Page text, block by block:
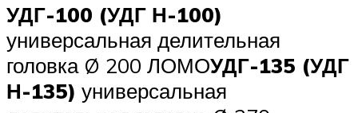
УДГ-100 (УДГ Н-100)
универсальная делительная
головка Ø 200 ЛОМОУДГ-135 (УДГ
Н-135) универсальная